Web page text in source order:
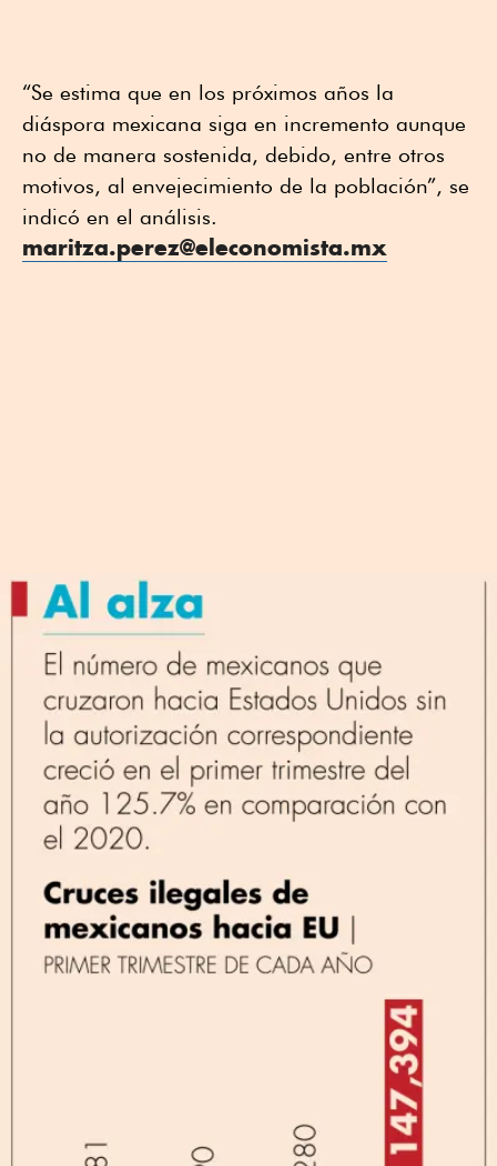
“Se estima que en los próximos años la
diáspora mexicana siga en incremento aunque
no de manera sostenida, debido, entre otros
motivos, al envejecimiento de la población”, se
indicó en el análisis.
maritza.perez@eleconomista.mx